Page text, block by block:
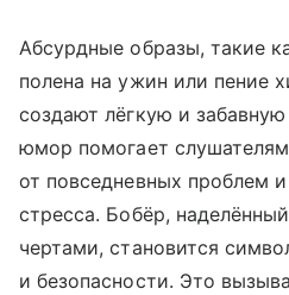
Абсурдные образы, такие
полена на ужин или пение
создают лёгкую и
юмор помогает слушателям
от повседневных проблем
стресса. Бобёр,
чертами, становится
и безопасности. Это